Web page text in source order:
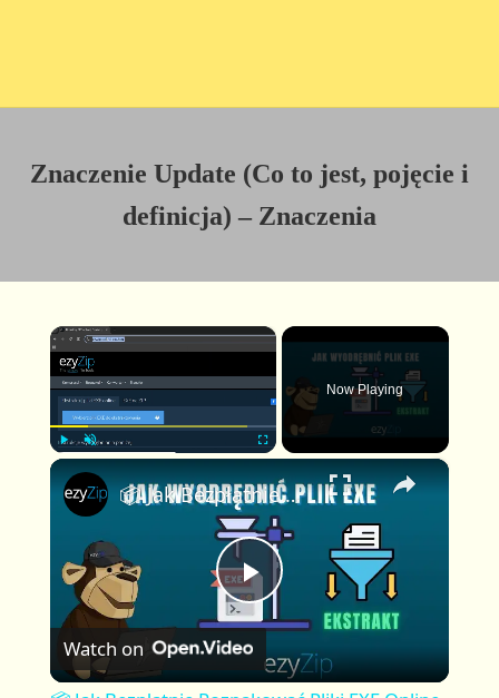
Znaczenie Update (Co to jest, pojęcie i
definicja) – Znaczenia
×
l n
m
u
e
u
l
c
r
Now Playing
×
P
📦 Jak Bezpłatnie Rozpakować Pliki EXE Online │ Bez Instalacji Oprogramowania
Watch on